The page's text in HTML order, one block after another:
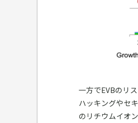
一方でEVBのリ
ハッキングやセ
のリチウムイオ